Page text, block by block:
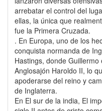
arrebatar el control del
ellas, la única que
fue la Primera Cruzada.
. En Europa, uno de los hechos más destacables fue la
conquista normanda de
Hastings, donde
Anglosajón Haroldo II, lo
apoderarse del reino y
de Inglaterra.
En El sur de la india, El